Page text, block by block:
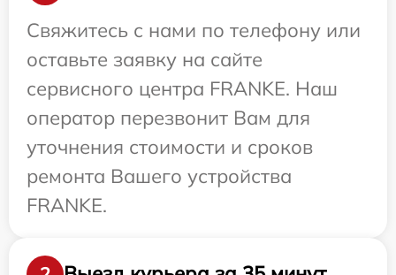
Свяжитесь с нами по телефону или
оставьте заявку на сайте
сервисного центра FRANKE. Наш
оператор перезвонит Вам для
уточнения стоимости и сроков
ремонта Вашего устройства
FRANKE.